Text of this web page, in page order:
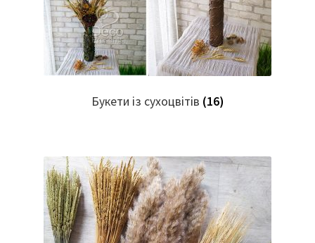
Букети із сухоцвітів (16)